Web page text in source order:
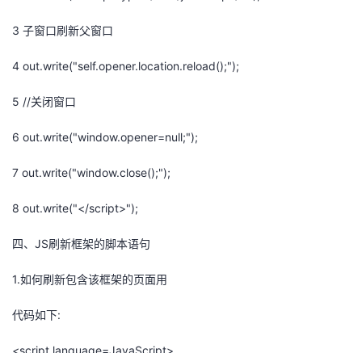
3 子窗口刷新父窗口
4 out.write("self.opener.location.reload();");
5 //关闭窗口
6 out.write("window.opener=null;");
7 out.write("window.close();");
8 out.write("</script>");
四、JS刷新框架的脚本语句
1.如何刷新包含该框架的页面用
代码如下:
<script language=JavaScript>